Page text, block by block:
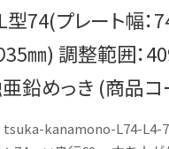
型74(プレート幅
35㎜) 調整範囲：
鉛めっき (商品コ
tsuka-kanamono-L74-L4-7